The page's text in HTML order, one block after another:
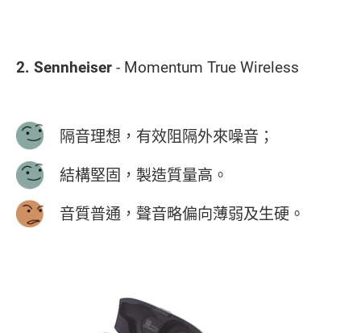
2. Sennheiser- Momentum True Wireless
隔音理想，有效阻隔外來噪音；
結構堅固，製造質量高。
音質普通，聲音略偏向薄弱及生硬。